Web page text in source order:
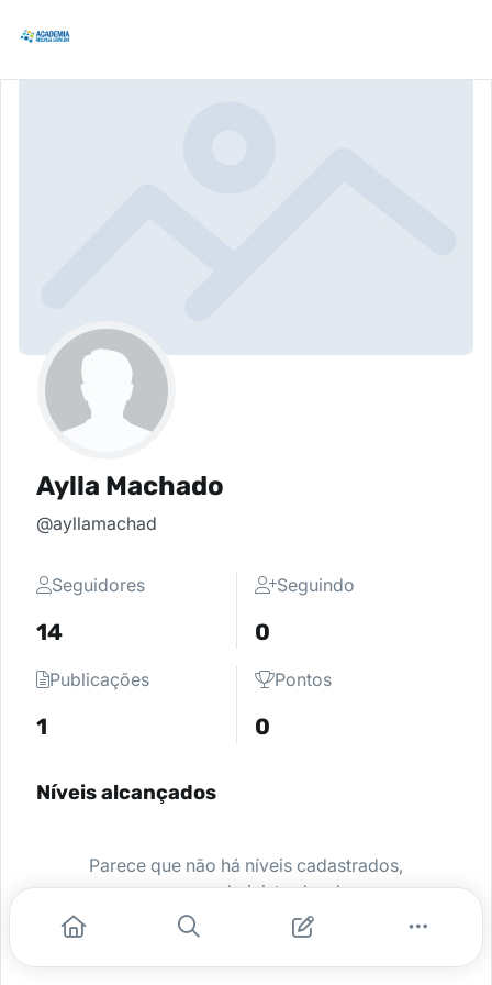
Aylla Machado
@ayllamachad
Seguidores
14
Seguindo
0
Publicações
1
Pontos
0
Níveis alcançados
Parece que não há níveis cadastrados,
peça para o administrador da sua
comunidade ativar e comece a se